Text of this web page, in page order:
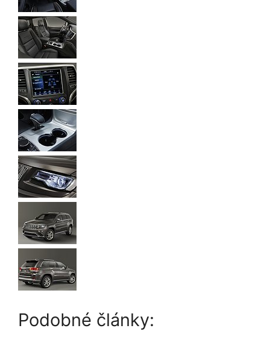
Podobné články: